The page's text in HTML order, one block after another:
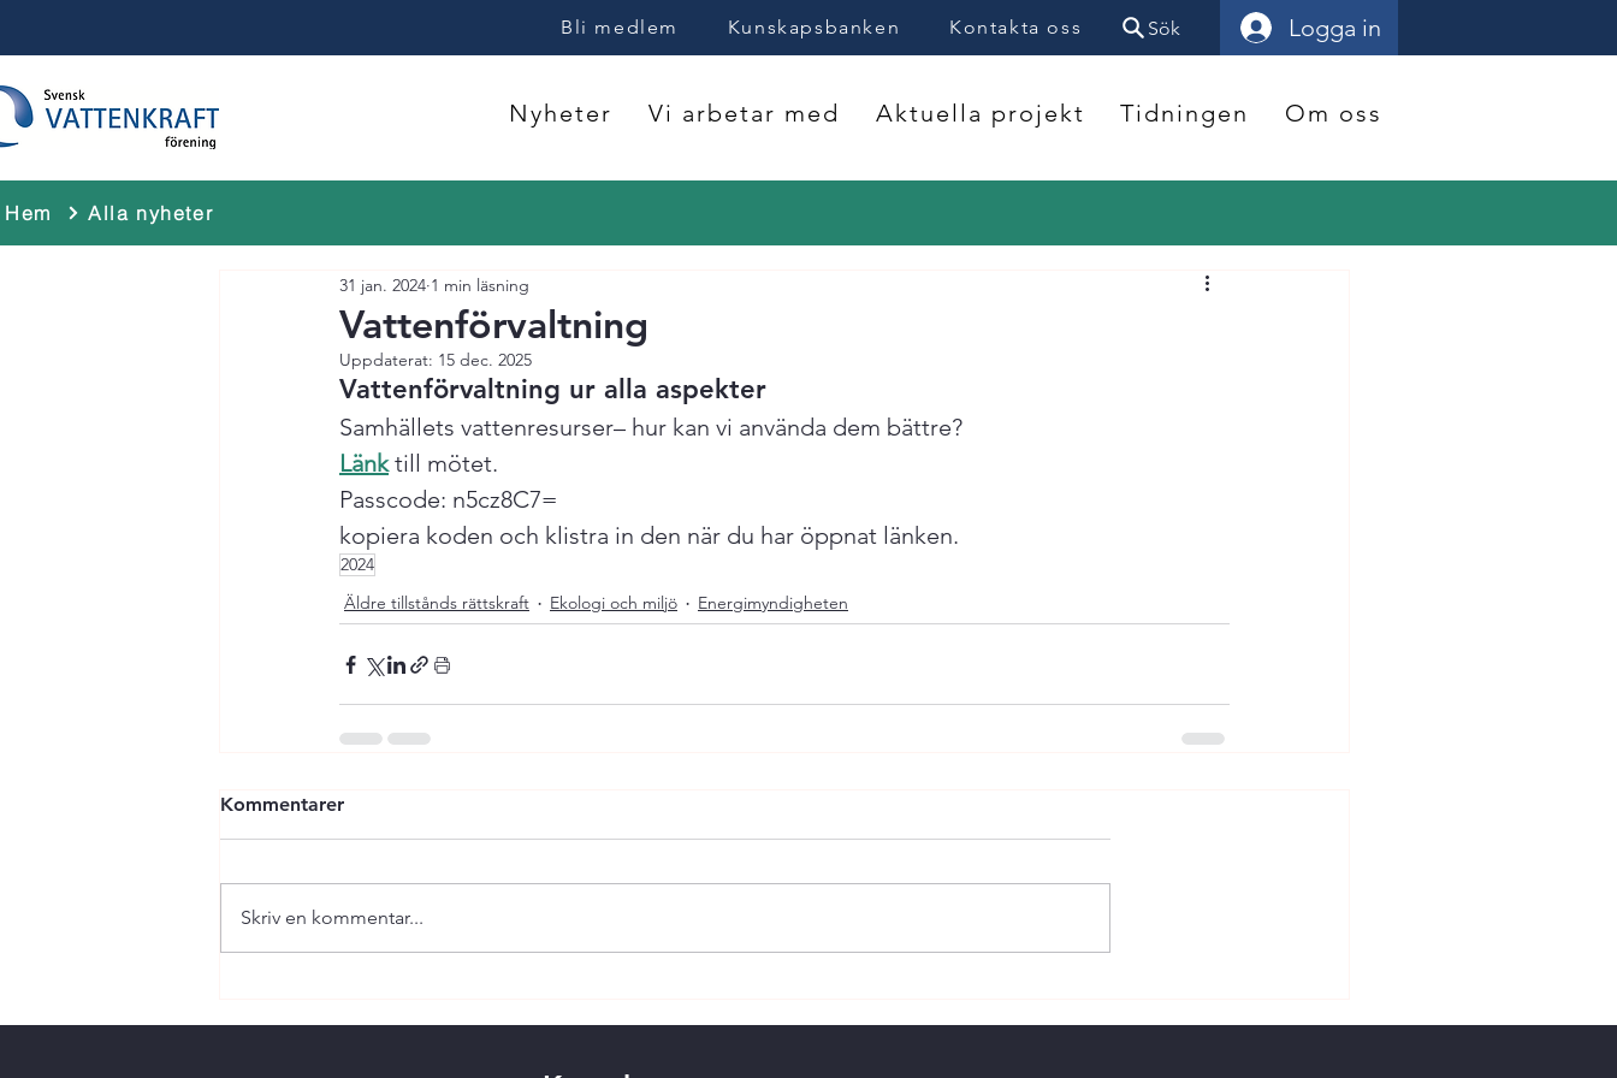
Bli medlem Kunskapsbanken Kontakta oss Sök Logga in
Nyheter Vi arbetar med Aktuella projekt Tidningen Om oss
Hem Alla nyheter
Vattenförvaltning
31 jan. 2024 1 min läsning
Uppdaterat: 15 dec. 2025
Vattenförvaltning ur alla aspekter
Samhällets vattenresurser– hur kan vi använda dem bättre?
Länk till mötet.
Passcode: n5cz8C7=
kopiera koden och klistra in den när du har öppnat länken.
2024
Äldre tillstånds rättskraft
Ekologi och miljö Energimyndigheten
Kommentarer
Skriv en kommentar...